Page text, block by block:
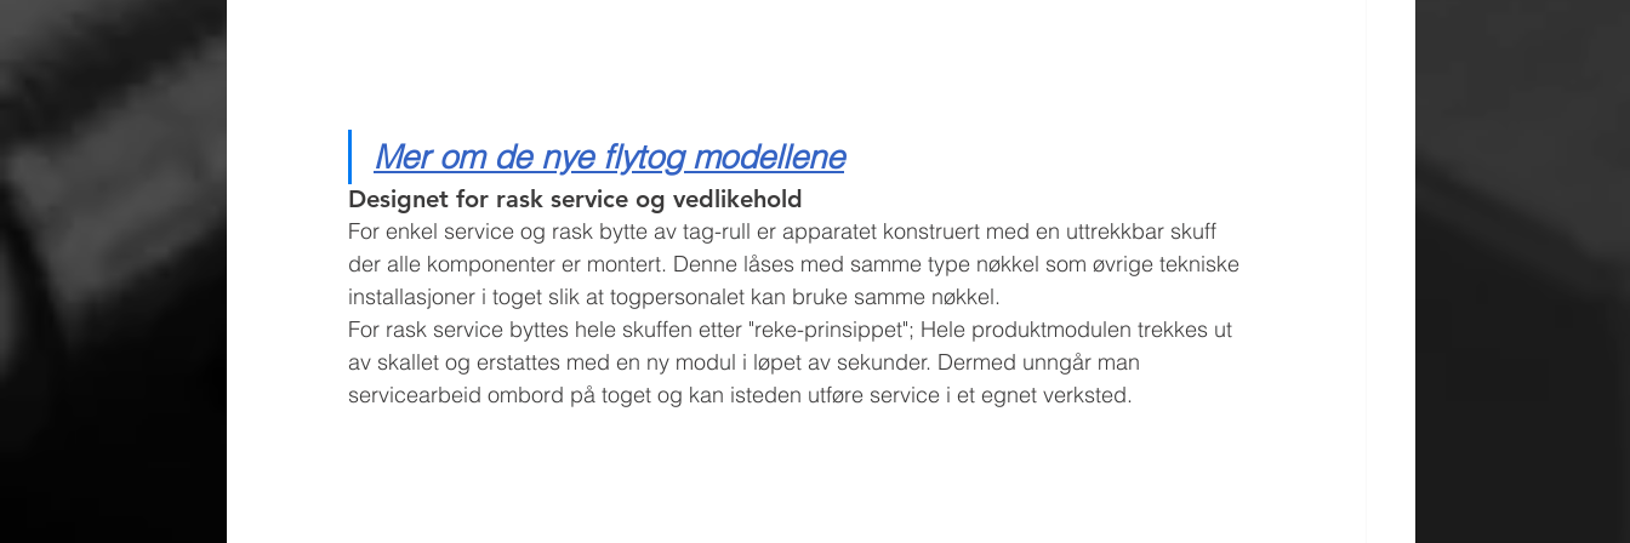
Mer om de nye flytog modellene
Designet for rask service og vedlikehold
For enkel service og rask bytte av tag-rull er apparatet konstruert med en uttrekkbar skuff
der alle komponenter er montert. Denne låses med samme type nøkkel som øvrige tekniske
installasjoner i toget slik at togpersonalet kan bruke samme nøkkel.
For rask service byttes hele skuffen etter "reke-prinsippet"; Hele produktmodulen trekkes ut
av skallet og erstattes med en ny modul i løpet av sekunder. Dermed unngår man
servicearbeid ombord på toget og kan isteden utføre service i et egnet verksted.